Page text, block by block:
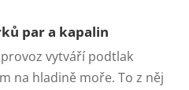
par a kapalin
vytváří podtlak
na hladině moře. To z něj